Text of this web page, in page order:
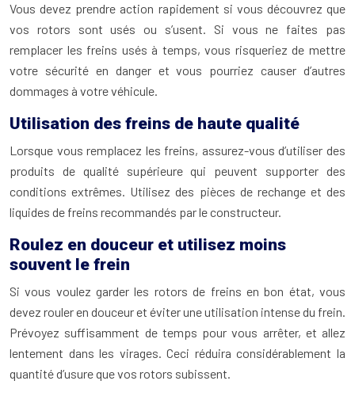
Vous devez prendre action rapidement si vous découvrez que
vos rotors sont usés ou s’usent. Si vous ne faites pas
remplacer les freins usés à temps, vous risqueriez de mettre
votre sécurité en danger et vous pourriez causer d’autres
dommages à votre véhicule.
Utilisation des freins de haute qualité
Lorsque vous remplacez les freins, assurez-vous d’utiliser des
produits de qualité supérieure qui peuvent supporter des
conditions extrêmes. Utilisez des pièces de rechange et des
liquides de freins recommandés par le constructeur.
Roulez en douceur et utilisez moins
souvent le frein
Si vous voulez garder les rotors de freins en bon état, vous
devez rouler en douceur et éviter une utilisation intense du frein.
Prévoyez suffisamment de temps pour vous arrêter, et allez
lentement dans les virages. Ceci réduira considérablement la
quantité d’usure que vos rotors subissent.